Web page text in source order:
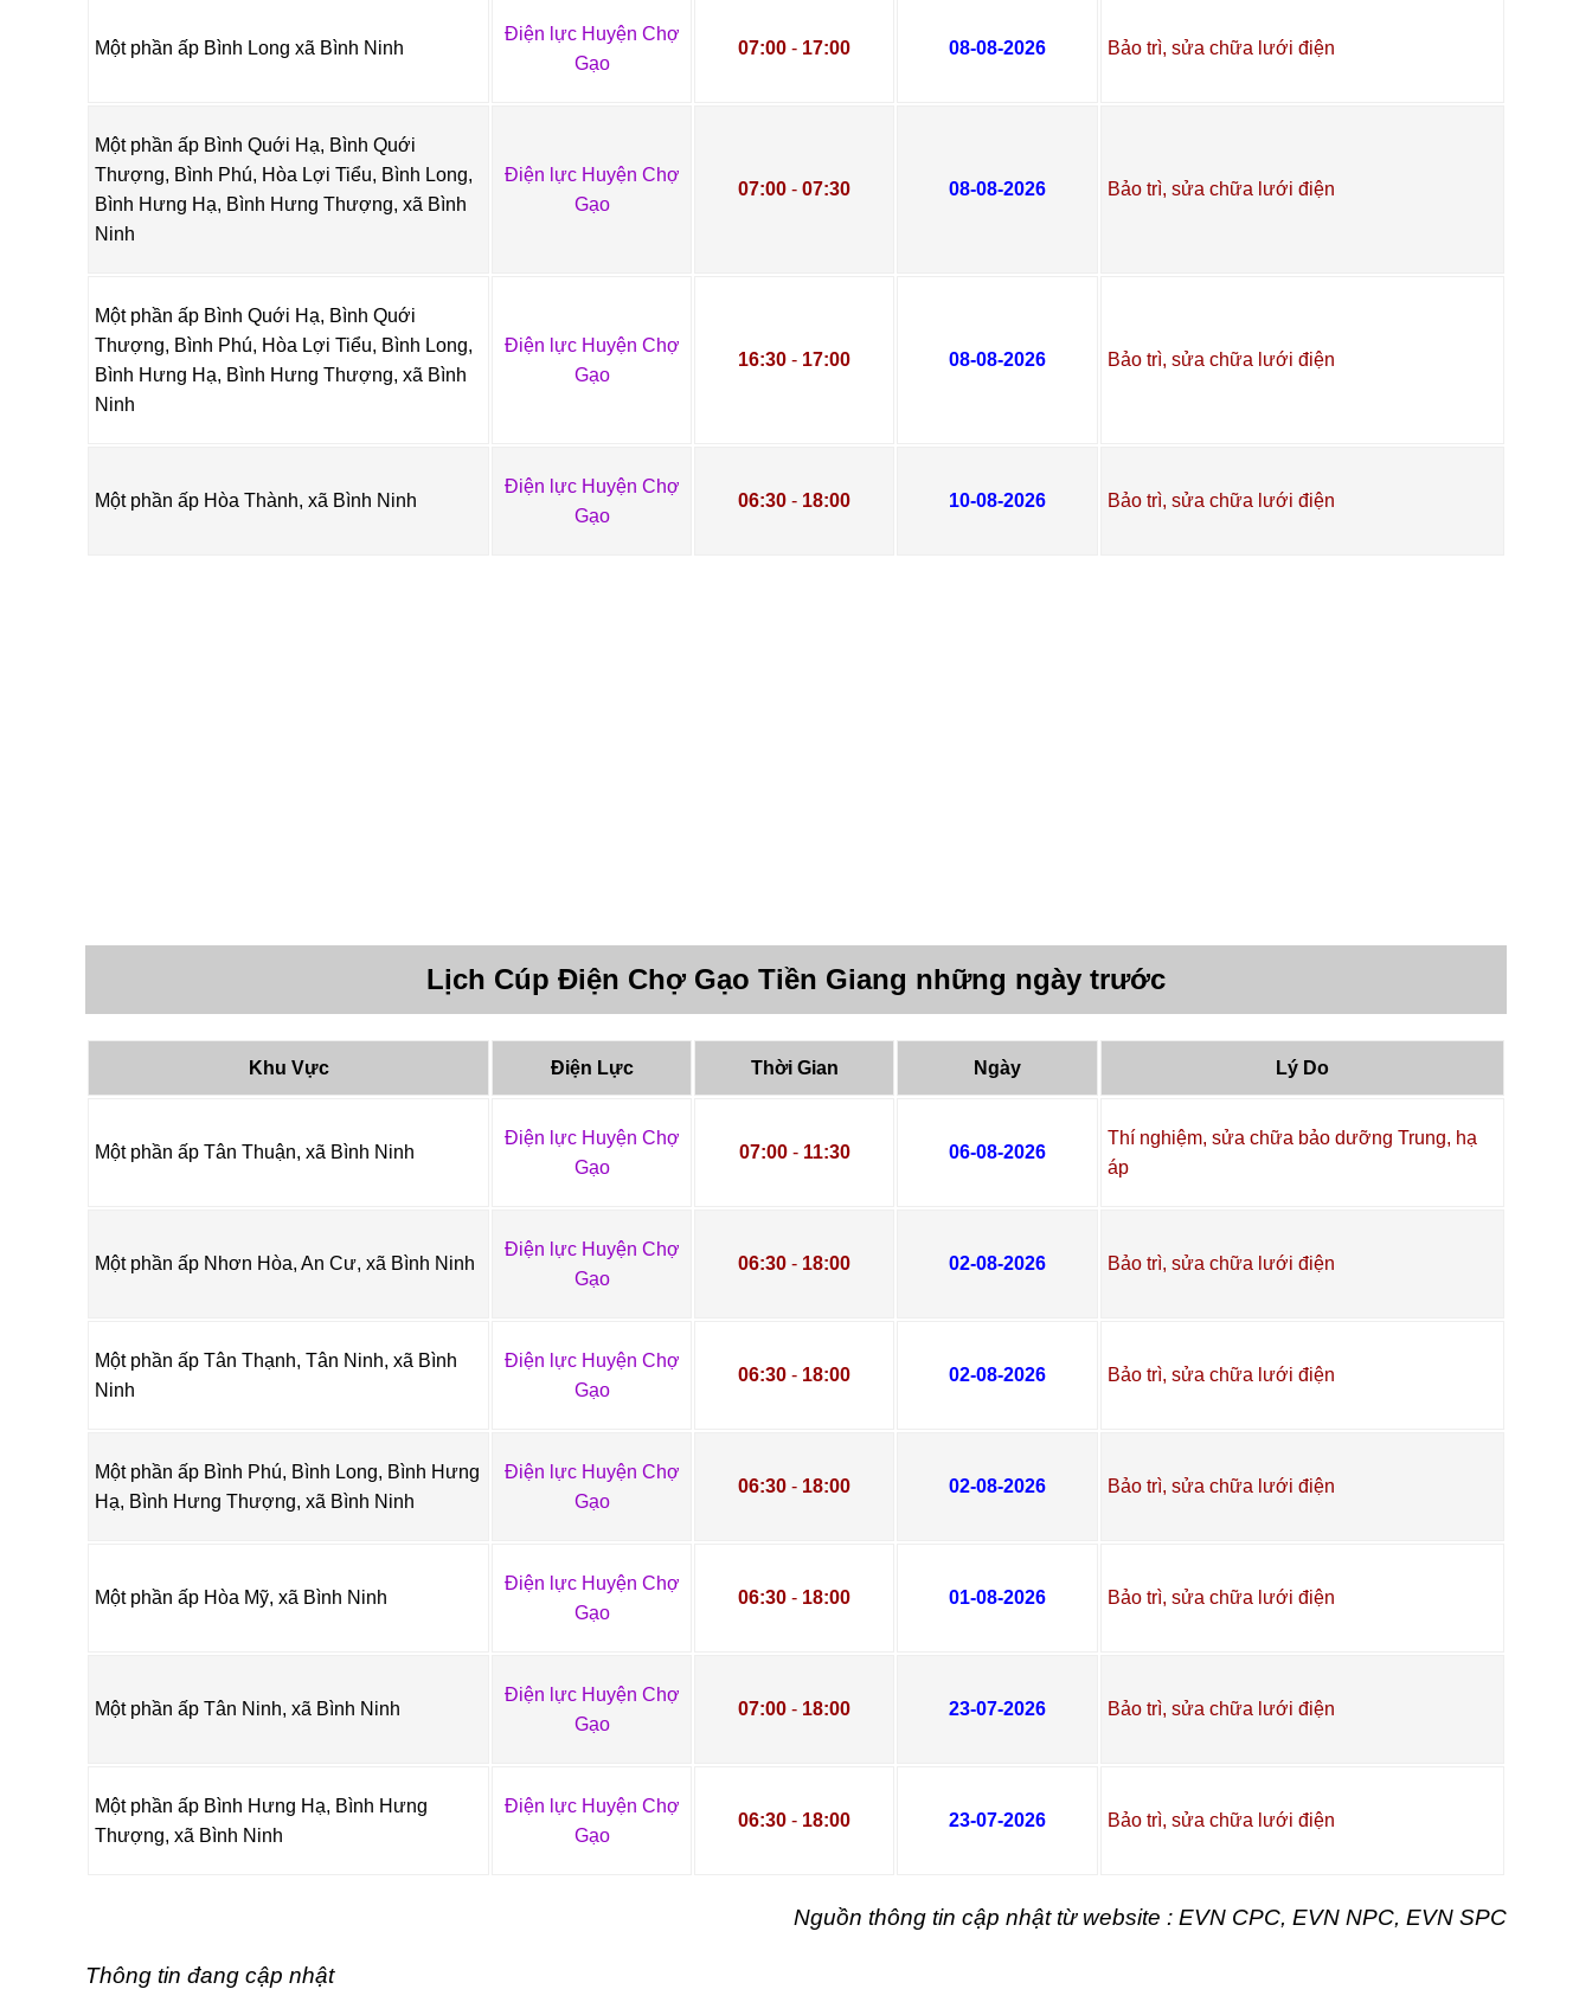
Một phần ấp Bình Long xã Bình Ninh
Điện lực Huyện Chợ
Gạo
07:00 - 17:00 08-08-2026 Bảo trì, sửa chữa lưới điện
Một phần ấp Bình Quới Hạ, Bình Quới
Thượng, Bình Phú, Hòa Lợi Tiểu, Bình Long,
Bình Hưng Hạ, Bình Hưng Thượng, xã Bình
Ninh
Điện lực Huyện Chợ
Gạo
07:00 - 07:30 08-08-2026 Bảo trì, sửa chữa lưới điện
Một phần ấp Bình Quới Hạ, Bình Quới
Thượng, Bình Phú, Hòa Lợi Tiểu, Bình Long,
Bình Hưng Hạ, Bình Hưng Thượng, xã Bình
Ninh
Điện lực Huyện Chợ
Gạo
16:30 - 17:00 08-08-2026 Bảo trì, sửa chữa lưới điện
Một phần ấp Hòa Thành, xã Bình Ninh
Điện lực Huyện Chợ
Gạo
06:30 - 18:00 10-08-2026 Bảo trì, sửa chữa lưới điện
Lịch Cúp Điện Chợ Gạo Tiền Giang những ngày trước
Khu Vực Điện Lực Thời Gian Ngày Lý Do
Một phần ấp Tân Thuận, xã Bình Ninh
Điện lực Huyện Chợ
Gạo
07:00- 11:30 06-08-2026
Thí nghiệm, sửa chữa bảo dưỡng Trung, hạ
áp
Một phần ấp Nhơn Hòa, An Cư, xã Bình Ninh
Điện lực Huyện Chợ
Gạo
06:30 - 18:00 02-08-2026 Bảo trì, sửa chữa lưới điện
Một phần ấp Tân Thạnh, Tân Ninh, xã Bình
Ninh
Điện lực Huyện Chợ
Gạo
06:30 - 18:00 02-08-2026 Bảo trì, sửa chữa lưới điện
Một phần ấp Bình Phú, Bình Long, Bình Hưng
Hạ, Bình Hưng Thượng, xã Bình Ninh
Điện lực Huyện Chợ
Gạo
06:30 - 18:00 02-08-2026 Bảo trì, sửa chữa lưới điện
Một phần ấp Hòa Mỹ, xã Bình Ninh
Điện lực Huyện Chợ
Gạo
06:30 - 18:00 01-08-2026 Bảo trì, sửa chữa lưới điện
Một phần ấp Tân Ninh, xã Bình Ninh
Điện lực Huyện Chợ
Gạo
07:00 - 18:00 23-07-2026 Bảo trì, sửa chữa lưới điện
Một phần ấp Bình Hưng Hạ, Bình Hưng
Thượng, xã Bình Ninh
Điện lực Huyện Chợ
Gạo
06:30 - 18:00 23-07-2026 Bảo trì, sửa chữa lưới điện
Nguồn thông tin cập nhật từ website : EVN CPC, EVN NPC, EVN SPC
Thông tin đang cập nhật